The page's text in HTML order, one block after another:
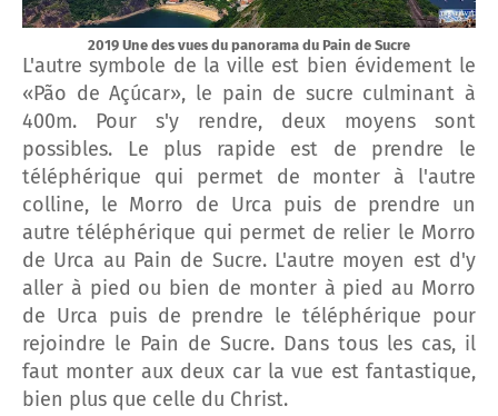
2019 Une des vues du panorama du Pain de Sucre
L'autre symbole de la ville est bien évidement le
«Pão de Açúcar», le pain de sucre culminant à
400m. Pour s'y rendre, deux moyens sont
possibles. Le plus rapide est de prendre le
téléphérique qui permet de monter à l'autre
colline, le Morro de Urca puis de prendre un
autre téléphérique qui permet de relier le Morro
de Urca au Pain de Sucre. L'autre moyen est d'y
aller à pied ou bien de monter à pied au Morro
de Urca puis de prendre le téléphérique pour
rejoindre le Pain de Sucre. Dans tous les cas, il
faut monter aux deux car la vue est fantastique,
bien plus que celle du Christ.